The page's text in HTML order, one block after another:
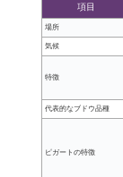
項目
場所
気候
特徴
代表的なブドウ品種
ピガートの特徴